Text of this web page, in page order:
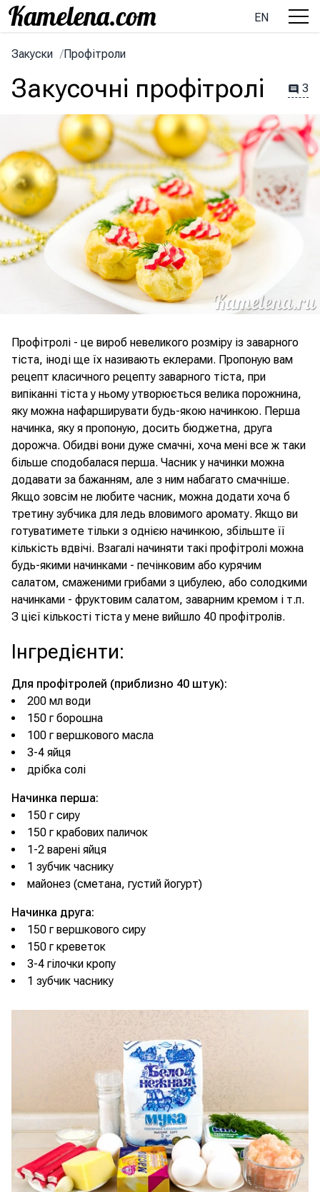
EN
Закуски /Профітроли
Закусочні профітролі 3
Профітролі - це вироб невеликого розміру із заварного
тіста, іноді ще їх називають еклерами. Пропоную вам
рецепт класичного рецепту заварного тіста, при
випіканні тіста у ньому утворюється велика порожнина,
яку можна нафарширувати будь-якою начинкою. Перша
начинка, яку я пропоную, досить бюджетна, друга
дорожча. Обидві вони дуже смачні, хоча мені все ж таки
більше сподобалася перша. Часник у начинки можна
додавати за бажанням, але з ним набагато смачніше.
Якщо зовсім не любите часник, можна додати хоча б
третину зубчика для ледь вловимого аромату. Якщо ви
готуватимете тільки з однією начинкою, збільште її
кількість вдвічі. Взагалі начиняти такі профітролі можна
будь-якими начинками - печінковим або курячим
салатом, смаженими грибами з цибулею, або солодкими
начинками - фруктовим салатом, заварним кремом і т.п.
З цієї кількості тіста у мене вийшло 40 профітролів.
Інгредієнти:
Для профітролей (приблизно 40 штук):
200 мл води
150 г борошна
100 г вершкового масла
3-4 яйця
дрібка солі
Начинка перша:
150 г сиру
150 г крабових паличок
1-2 варені яйця
1 зубчик часнику
майонез (сметана, густий йогурт)
Начинка друга:
150 г вершкового сиру
150 г креветок
3-4 гілочки кропу
1 зубчик часнику